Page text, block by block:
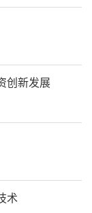
师们一致表
一次音乐
过艺术的
交流与发
同有着积
艺术形式，
设贡献力
创新发展
术